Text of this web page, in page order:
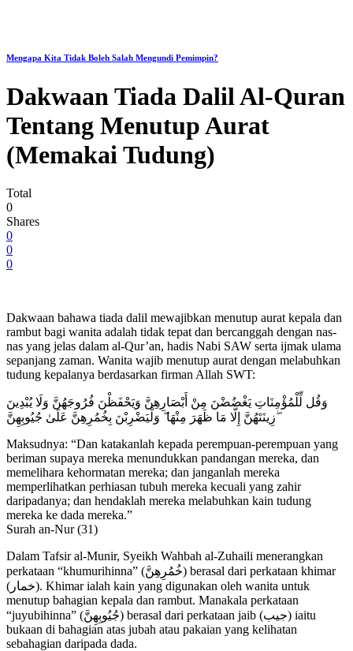
Mengapa Kita Tidak Boleh Salah Mengundi Pemimpin?
Dakwaan Tiada Dalil Al-Quran
Tentang Menutup Aurat
(Memakai Tudung)
Total
0
Shares
0
0
0
Dakwaan bahawa tiada dalil mewajibkan menutup aurat kepala dan
rambut bagi wanita adalah tidak tepat dan bercanggah dengan nas-
nas yang jelas dalam al-Qur’an, hadis Nabi SAW serta ijmak ulama
sepanjang zaman. Wanita wajib menutup aurat dengan melabuhkan
tudung kepalanya berdasarkan firman Allah SWT:
وَقُل لِّلْمُؤْمِنَاتِ يَغْضُضْنَ مِنْ أَبْصَارِهِنَّ وَيَحْفَظْنَ فُرُوجَهُنَّ وَلَا يُبْدِينَ
زِينَتَهُنَّ إِلَّا مَا ظَهَرَ مِنْهَا ۖ وَلْيَضْرِبْنَ بِخُمُرِهِنَّ عَلَىٰ جُيُوبِهِنَّ ۖ
Maksudnya: “Dan katakanlah kepada perempuan-perempuan yang
beriman supaya mereka menundukkan pandangan mereka, dan
memelihara kehormatan mereka; dan janganlah mereka
memperlihatkan perhiasan tubuh mereka kecuali yang zahir
daripadanya; dan hendaklah mereka melabuhkan kain tudung
mereka ke dada mereka.”
Surah an-Nur (31)
Dalam Tafsir al-Munir, Syeikh Wahbah al-Zuhaili menerangkan
perkataan “khumurihinna” (خُمُرِهِنَّ) berasal dari perkataan khimar
(خمار). Khimar ialah kain yang digunakan oleh wanita untuk
menutup bahagian kepala dan rambut. Manakala perkataan
“juyubihinna” (جُيُوبِهِنَّ) berasal dari perkataan jaib (جيب) iaitu
bukaan di bahagian atas jubah atau pakaian yang kelihatan
sebahagian daripada dada.